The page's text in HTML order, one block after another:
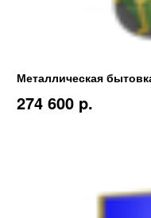
Металлическая
274 600 p.